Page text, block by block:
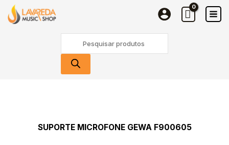
content
search
SUPORTE MICROFONE GEWA F900605